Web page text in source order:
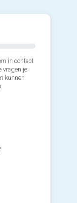
in contact
vragen je
kunnen